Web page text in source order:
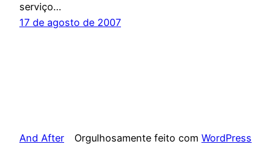
serviço…
17 de agosto de 2007
And After Orgulhosamente feito com WordPress